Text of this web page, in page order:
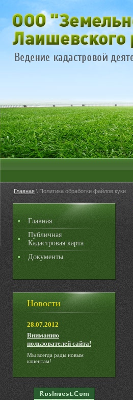
Главная\ Политика обработки файлов куки
Главная
Публичная
Кадастровая карта
Документы
Новости
28.07.2012
Вниманию
пользователей сайта!
Мы всегда рады новым
клиентам!